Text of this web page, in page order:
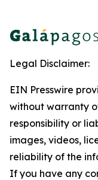
Legal Disclaimer:
EIN Presswire
without warranty
responsibility or
images, videos,
reliability of the
If you have any